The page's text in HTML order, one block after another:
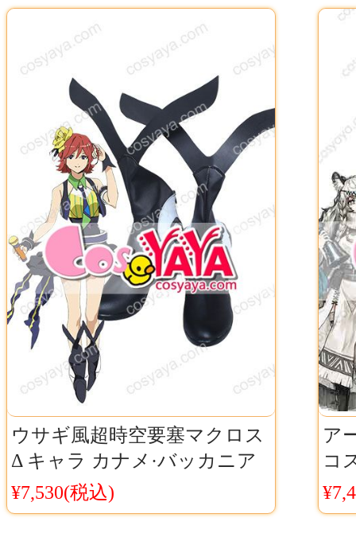
ウサギ風超時空要塞マクロス
Δ キャラ カナメ·バッカニア
仮装 コスプレ シューズ
¥7,530(税込)
ア
コ
ク
ム